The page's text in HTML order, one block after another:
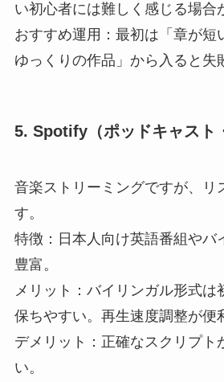
い初心者には難しく感じる場合
おすすめ運用：最初は「章が短
ゆっくりの作品」から入ると失
5. Spotify（ポッドキャスト
音楽ストリーミングですが、リ
す。
特徴：日本人向け英語番組やバ
豊富。
メリット：バイリンガル形式は
保ちやすい。再生速度調整が便
デメリット：正確なスクリプト
い。